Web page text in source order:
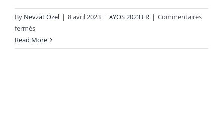
By Nevzat Özel | 8 avril 2023 | AYOS 2023 FR | Commentaires
ferméssur
Centres
d’Examen*
Read More